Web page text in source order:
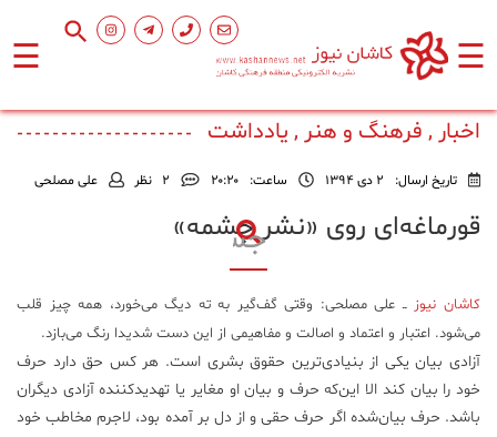
☰ ☰
اصلی
هنر
ورزشی
اخبار , فرهنگ و هنر , یادداشت
تاریخ ارسال: 2 دی 1394 ساعت: ۲۰:۲۰ 2 نظر علی مصلحی
قورماغه‌ای روی «نشر چشمه»
کاشان نیوز ــ علی مصلحی: وقتی گف‌گیر به ته‌ دیگ می‌خورد، همه چیز قلب
می‌شود. اعتبار و اعتماد و اصالت و مفاهیمی از این دست شدیدا رنگ می‌بازد.
آزادی بیان یکی از بنیادی‌ترین حقوق بشری است. هر کس حق دارد حرف
خود را بیان کند الا این‌که حرف و بیان او مغایر یا تهدید‌کننده آزادی دیگران
باشد. حرف بیان‌شده اگر حرف حقی و از دل بر آمده بود، لاجرم مخاطب خود